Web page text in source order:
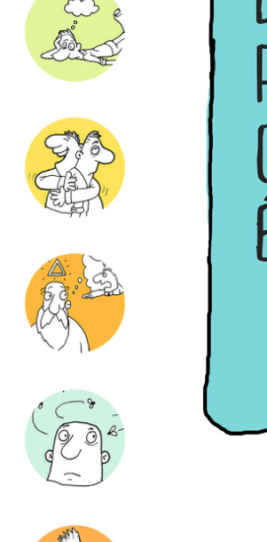
MINUTOS
de
EMAIL